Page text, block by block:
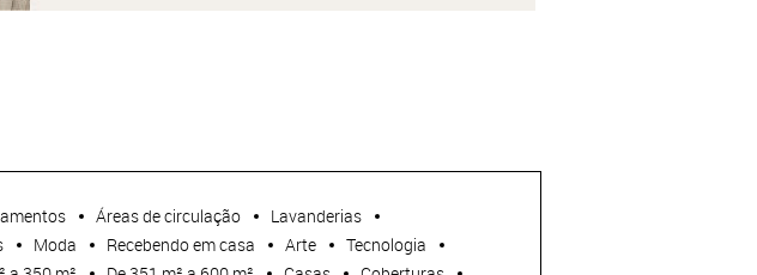
Áreas de circulação
Lavanderias
Moda Recebendo em casa Arte
Tecnologia